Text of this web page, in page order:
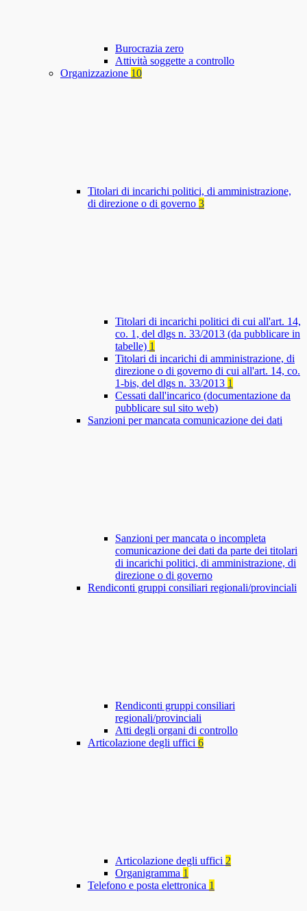
Burocrazia zero
Attività soggette a controllo
Organizzazione 10
Titolari di incarichi politici, di amministrazione,
di direzione o di governo 3
Titolari di incarichi politici di cui all'art. 14,
co. 1, del dlgs n. 33/2013 (da pubblicare in
tabelle) 1
Titolari di incarichi di amministrazione, di
direzione o di governo di cui all'art. 14, co.
1-bis, del dlgs n. 33/2013 1
Cessati dall'incarico (documentazione da
pubblicare sul sito web)
Sanzioni per mancata comunicazione dei dati
Sanzioni per mancata o incompleta
comunicazione dei dati da parte dei titolari
di incarichi politici, di amministrazione, di
direzione o di governo
Rendiconti gruppi consiliari regionali/provinciali
Rendiconti gruppi consiliari
regionali/provinciali
Atti degli organi di controllo
Articolazione degli uffici 6
Articolazione degli uffici 2
Organigramma 1
Telefono e posta elettronica 1